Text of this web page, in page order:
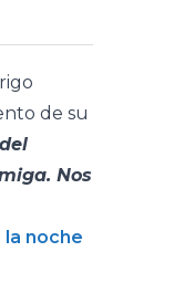
de su
Nos
la noche